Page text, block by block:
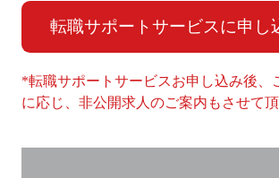
転職サポートサービスに申し
*転職サポートサービスお申し込み後、
に応じ、非公開求人のご案内もさせて頂